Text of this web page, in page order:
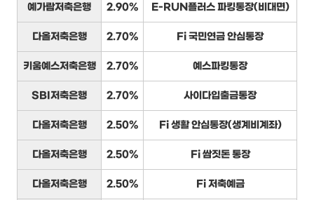
예가람저축은행 2.90% E-RUN플러스 파킹통장(비대면)
다올저축은행 2.70% Fi 국민연금 안심통장
키움예스저축은행 2.70% 예스파킹통장
SBI저축은행 2.70% 사이다입출금통장
다올저축은행 2.50% Fi 생활 안심통장(생계비계좌)
다올저축은행 2.50% Fi 쌈짓돈 통장
다올저축은행 2.50% Fi 저축예금